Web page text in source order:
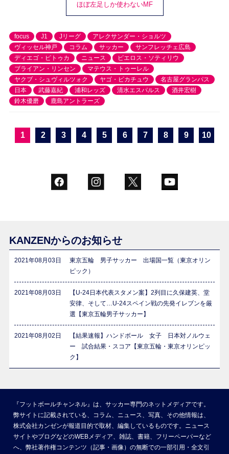
ほぼ左足しか使わないMF
focus J1 Jリーグ
アレクサンダー・ショルツ
ヴィッセル神戸
コラム サッカー
サンフレッチェ広島
ディエゴ・ピトゥカ
ニュース
ピエロス・ソティリウ
ブライアン・リンセン
マテウス・トゥーレル
ヤクブ・シュヴィルツォク
ヤゴ・ピカチュウ
名古屋グランパス
日本
武藤嘉紀 浦和レッズ 清水エスパルス
酒井宏樹
鈴木優磨
鹿島アントラーズ
1 2 3 4 5 6 7 8 9 10
KANZENからのお知らせ
2021年08月03日
東京五輪 男子サッカー 出場国一覧（東京オリン
ピック）
2021年08月03日
【U-24日本代表スタメン案】2列目に久保建英、堂
安律、そして…U-24スペイン戦の先発イレブンを厳
選【東京五輪男子サッカー】
2021年08月02日
【結果速報】ハンドボール 女子 日本対ノルウェ
ー 試合結果・スコア【東京五輪・東京オリンピッ
ク】
『フットボールチャンネル』は、サッカー専門のネットメディアです。
弊サイトに記載されている、コラム、ニュース、写真、その他情報は、
株式会社カンゼンが報道目的で取材、編集しているものです。ニュース
サイトやブログなどのWEBメディア、雑誌、書籍、フリーペーパーなど
へ、弊社著作権コンテンツ（記事・画像）の無断での一部引用・全文引